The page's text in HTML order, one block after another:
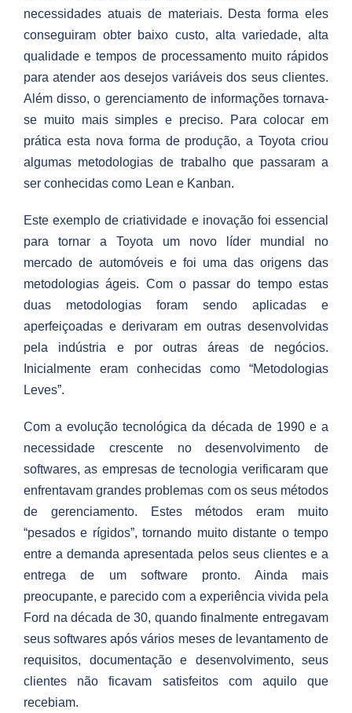
necessidades atuais de materiais. Desta forma eles
conseguiram obter baixo custo, alta variedade, alta
qualidade e tempos de processamento muito rápidos
para atender aos desejos variáveis dos seus clientes.
Além disso, o gerenciamento de informações tornava-
se muito mais simples e preciso. Para colocar em
prática esta nova forma de produção, a Toyota criou
algumas metodologias de trabalho que passaram a
ser conhecidas como Lean e Kanban.
Este exemplo de criatividade e inovação foi essencial
para tornar a Toyota um novo líder mundial no
mercado de automóveis e foi uma das origens das
metodologias ágeis. Com o passar do tempo estas
duas metodologias foram sendo aplicadas e
aperfeiçoadas e derivaram em outras desenvolvidas
pela indústria e por outras áreas de negócios.
Inicialmente eram conhecidas como “Metodologias
Leves”.
Com a evolução tecnológica da década de 1990 e a
necessidade crescente no desenvolvimento de
softwares, as empresas de tecnologia verificaram que
enfrentavam grandes problemas com os seus métodos
de gerenciamento. Estes métodos eram muito
“pesados e rígidos”, tornando muito distante o tempo
entre a demanda apresentada pelos seus clientes e a
entrega de um software pronto. Ainda mais
preocupante, e parecido com a experiência vivida pela
Ford na década de 30, quando finalmente entregavam
seus softwares após vários meses de levantamento de
requisitos, documentação e desenvolvimento, seus
clientes não ficavam satisfeitos com aquilo que
recebiam.